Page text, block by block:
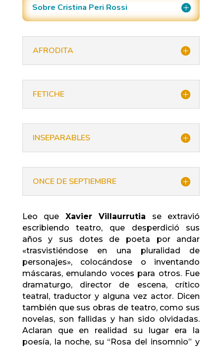
Sobre Cristina Peri Rossi
AFRODITA
FETICHE
INSEPARABLES
ONCE DE SEPTIEMBRE
Leo que Xavier Villaurrutia se extravió
escribiendo teatro, que desperdició sus
años y sus dotes de poeta por andar
«trasvistiéndose en una pluralidad de
personajes», colocándose o inventando
máscaras, emulando voces para otros. Fue
dramaturgo, director de escena, crítico
teatral, traductor y alguna vez actor. Dicen
también que sus obras de teatro, como sus
novelas, son fallidas y han sido olvidadas.
Aclaran que en realidad su lugar era la
poesía, la noche, su “Rosa del insomnio” y